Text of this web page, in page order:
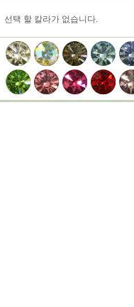
선택 할 칼라가 없습니다.